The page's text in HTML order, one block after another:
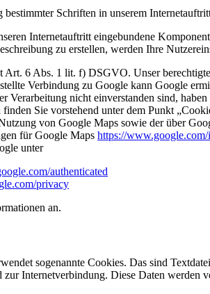
bestimmter Schriften in unserem
Internetauftritt eingebundene
zu erstellen, werden Ihre
Art. 6 Abs. 1 lit. f) DSGVO. Unser
Verbindung zu Google kann Google
Verarbeitung nicht einverstanden sind,
Sie vorstehend unter dem Punkt
von Google Maps sowie der über
für Google Maps https://www.google.com/
unter
authenticated
privacy
an.
sogenannte Cookies. Das sind
zur Internetverbindung. Diese Daten werden